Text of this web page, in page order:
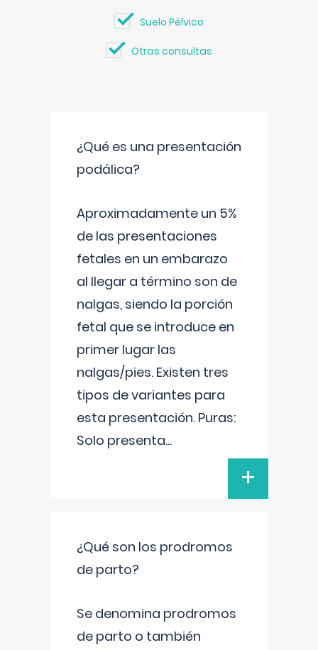
Suelo Pélvico
Otras consultas
¿Qué es una presentación
podálica?
Aproximadamente un 5%
de las presentaciones
fetales en un embarazo
al llegar a término son de
nalgas, siendo la porción
fetal que se introduce en
primer lugar las
nalgas/pies. Existen tres
tipos de variantes para
esta presentación. Puras:
Solo presenta...
+
¿Qué son los prodromos
de parto?
Se denomina prodromos
de parto o también